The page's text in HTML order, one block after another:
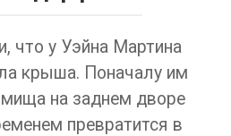
что у Уэйна Мартина
крыша. Поначалу им
на заднем дворе
превратится в